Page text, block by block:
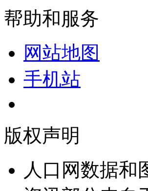
帮助和服务
网站地图
手机站
版权声明
人口网数据和